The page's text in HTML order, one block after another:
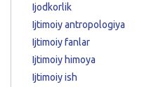
Ijodkorlik
Ijtimoiy antropologiya
Ijtimoiy fanlar
Ijtimoiy himoya
Ijtimoiy ish